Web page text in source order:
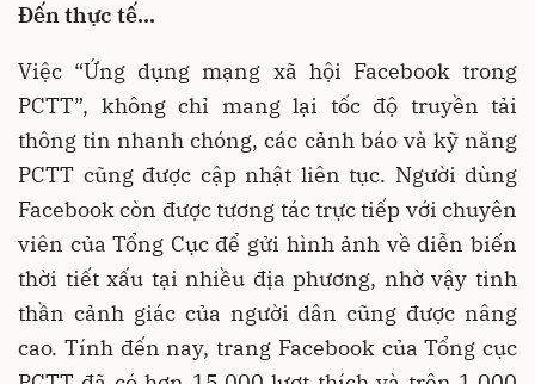
Đến thực tế…
Việc “Ứng dụng mạng xã hội Facebook trong
PCTT”, không chỉ mang lại tốc độ truyền tải
thông tin nhanh chóng, các cảnh báo và kỹ năng
PCTT cũng được cập nhật liên tục. Người dùng
Facebook còn được tương tác trực tiếp với chuyên
viên của Tổng Cục để gửi hình ảnh về diễn biến
thời tiết xấu tại nhiều địa phương, nhờ vậy tinh
thần cảnh giác của người dân cũng được nâng
cao. Tính đến nay, trang Facebook của Tổng cục